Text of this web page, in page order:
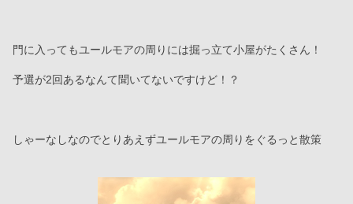
門に入ってもユールモアの周りには掘っ立て小屋がたくさん！
予選が2回あるなんて聞いてないですけど！？
しゃーなしなのでとりあえずユールモアの周りをぐるっと散策